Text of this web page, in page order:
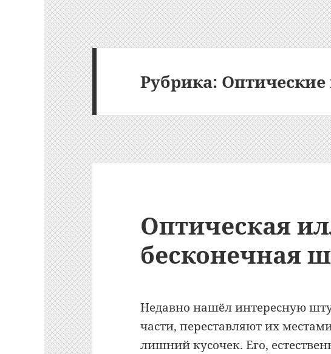
Рубрика:
Оптическая
бесконечная
Недавно нашёл интересную
части, переставляют их
лишний кусочек. Его,